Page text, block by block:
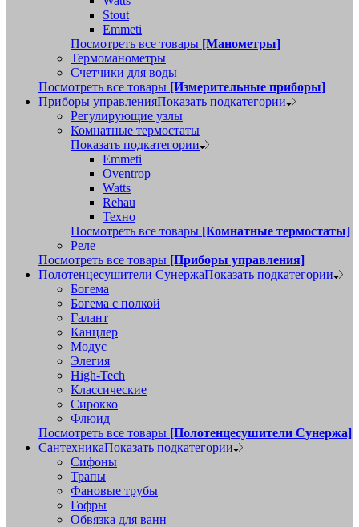
Stout
Emmeti
Посмотреть все товары [Манометры]
Термоманометры
Счетчики для воды
Посмотреть все товары [Измерительные приборы]
Приборы управленияПоказать подкатегории
Регулирующие узлы
Комнатные термостаты
Показать подкатегории
Emmeti
Oventrop
Watts
Rehau
Техно
Посмотреть все товары [Комнатные термостаты]
Реле
Посмотреть все товары [Приборы управления]
Полотенцесушители СунержаПоказать подкатегории
Богема
Богема с полкой
Галант
Канцлер
Модус
Элегия
High-Tech
Классические
Сирокко
Флюид
Посмотреть все товары [Полотенцесушители Сунержа]
СантехникаПоказать подкатегории
Сифоны
Трапы
Фановые трубы
Гофры
Обвязка для ванн